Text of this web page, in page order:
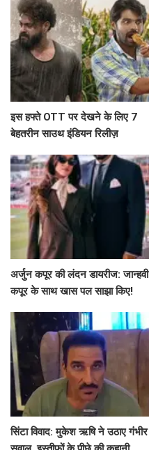
इस हफ्ते OTT पर देखने के लिए 7
बेहतरीन साउथ इंडियन रिलीज़
अर्जुन कपूर की लंदन डायरीज: जान्हवी
कपूर के साथ खास पल साझा किए!
सिंटा विवाद: मुकेश ऋषि ने उठाए गंभीर